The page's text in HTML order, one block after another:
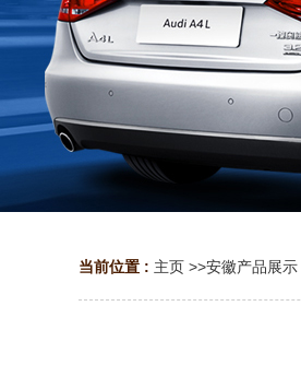
当前位置 : 主页 >>安徽产品展示